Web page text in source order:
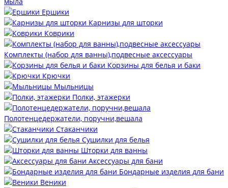
Ершики
Карнизы для шторки
Коврики
Комплекты (набор для ванны),подвесные аксессуары
Корзины для белья и баки
Крючки
Мыльницы
Полки, этажерки
Полотенцедержатели, поручни,вешала
Стаканчики
Сушилки для белья
Шторки для ванны
Аксессуары для бани
Бондарные изделия для бани
Веники